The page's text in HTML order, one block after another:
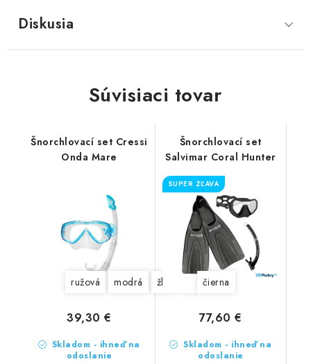
Diskusia
Súvisiaci tovar
Šnorchlovací set Cressi
Onda Mare
ružová modrá žltá akvamarínová
Skladom - ihneď na
odoslanie
39,30 €
Šnorchlovací set
Salvimar Coral Hunter
SUPER ZĽAVA
čierna
Skladom - ihneď na
odoslanie
77,60 €